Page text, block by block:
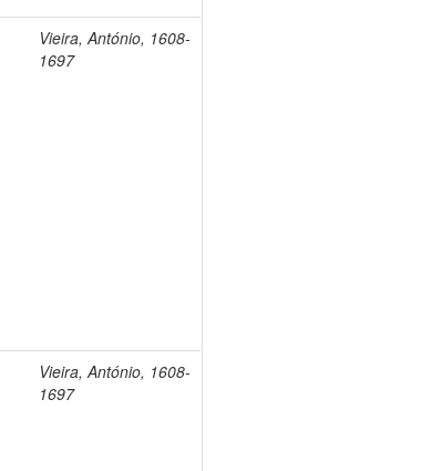
Vieira, António, 1608-
1697
Vieira, António, 1608-
1697